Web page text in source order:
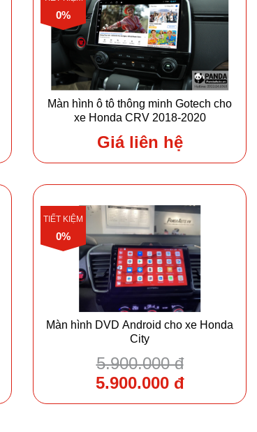
0%
Màn hình ô tô thông minh Gotech cho
xe Honda CRV 2018-2020
Giá liên hệ
TIẾT KIỆM
0%
Màn hình DVD Android cho xe Honda
City
5.900.000 đ
5.900.000 đ